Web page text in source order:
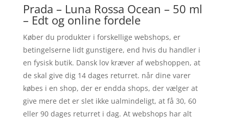
Prada – Luna Rossa Ocean – 50 ml
– Edt og online fordele
Køber du produkter i forskellige webshops, er
betingelserne lidt gunstigere, end hvis du handler i
en fysisk butik. Dansk lov kræver af webshoppen, at
de skal give dig 14 dages returret. når dine varer
købes i en shop, der er endda shops, der vælger at
give mere det er slet ikke ualmindeligt, at få 30, 60
eller 90 dages returret i dag. At webshops har alt